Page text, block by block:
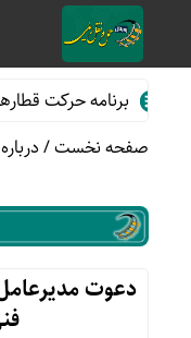
برنامه حرکت قطارهای
صفحه نخست/
دعوت